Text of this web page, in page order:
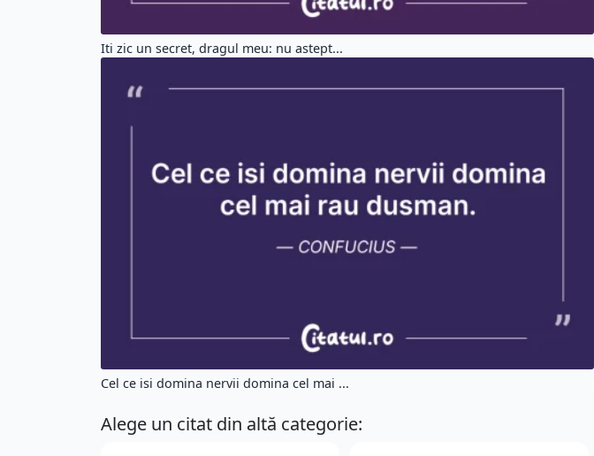
Iti zic un secret, dragul meu: nu astept...
Cel ce isi domina nervii domina cel mai ...
Alege un citat din altă categorie: